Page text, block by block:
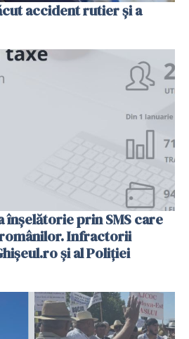
accident rutier și a
înșelătorie prin SMS care
Infractorii
și al Poliției